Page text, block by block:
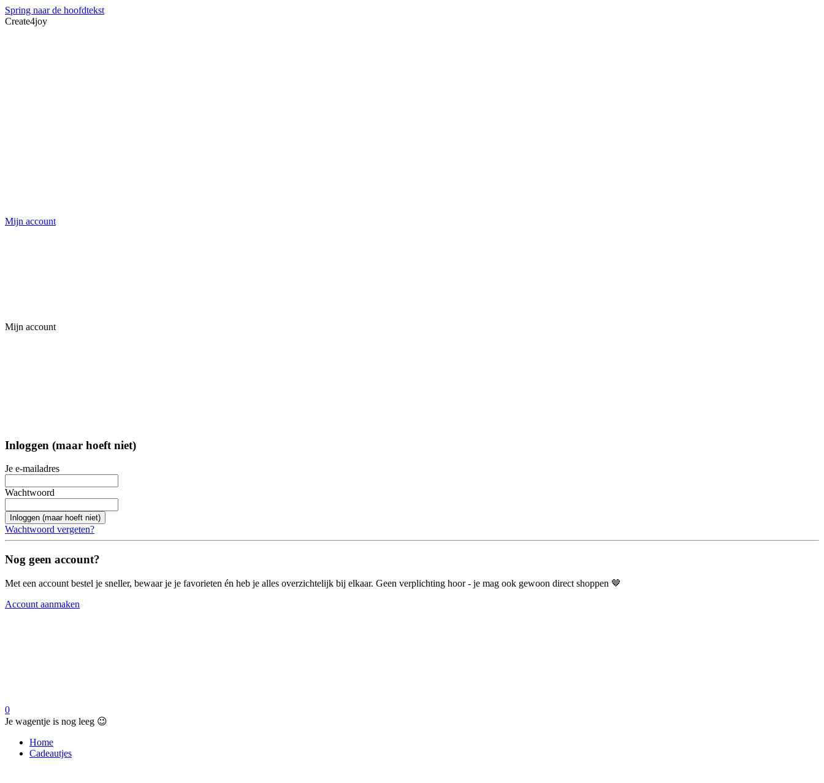
Spring naar de hoofdtekst
Create4joy
Mijn account
Mijn account
Inloggen (maar hoeft niet)
Je e-mailadres
Wachtwoord
Inloggen (maar hoeft niet)
Wachtwoord vergeten?
Nog geen account?
Met een account bestel je sneller, bewaar je je favorieten én heb je alles overzichtelijk bij elkaar. Geen verplichting hoor - je mag ook gewoon direct shoppen 🤎
Account aanmaken
0
Je wagentje is nog leeg 😉
Home
Cadeautjes